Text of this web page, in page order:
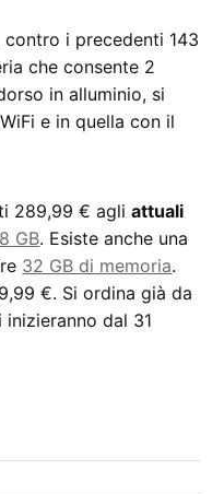
contro i precedenti 143
che consente 2
in alluminio, si
e in quella con il
289,99 € agliattuali
GB. Esiste anche una
32 GB di memoria.
€. Si ordina già da
dal 31